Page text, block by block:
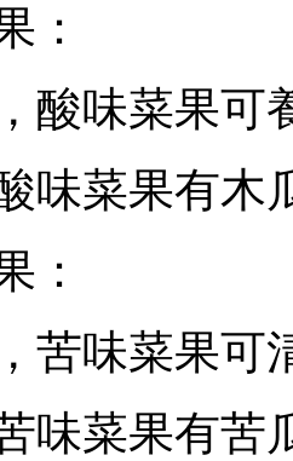
味菜果可
菜果有木
味菜果可
菜果有苦